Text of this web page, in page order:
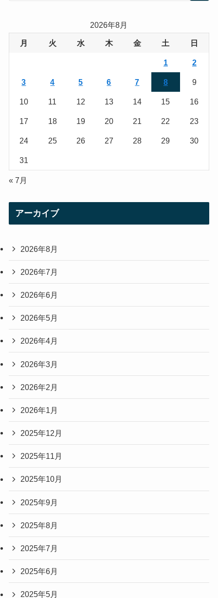
e
2026年8月
月 火 水 木 金 土 日
1 2
3 4 5 6 7 8 9
10 11 12 13 14 15 16
17 18 19 20 21 22 23
24 25 26 27 28 29 30
31
« 7月
アーカイブ
2026年8月
2026年7月
2026年6月
2026年5月
2026年4月
2026年3月
2026年2月
2026年1月
2025年12月
2025年11月
2025年10月
2025年9月
2025年8月
2025年7月
2025年6月
2025年5月